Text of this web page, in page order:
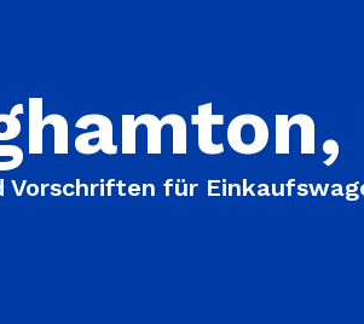
Vorschriften für